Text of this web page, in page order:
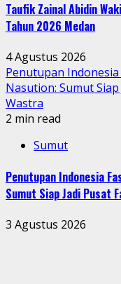
Taufik Zainal Abidin
Tahun 2026 Medan
4 Agustus 2026
Penutupan
Nasution: Sumut
Wastra
2 min read
Sumut
Penutupan Indonesia
Sumut Siap Jadi Pusat
3 Agustus 2026